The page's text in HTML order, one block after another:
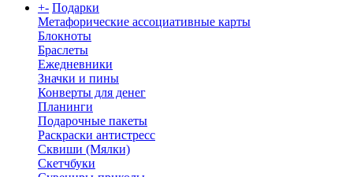
+- Подарки
Метафорические ассоциативные карты
Блокноты
Браслеты
Ежедневники
Значки и пины
Конверты для денег
Планинги
Подарочные пакеты
Раскраски антистресс
Сквиши (Мялки)
Скетчбуки